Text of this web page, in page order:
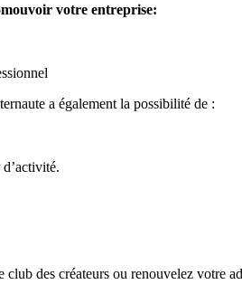
votre entreprise:
a également la possibilité de :
des créateurs ou renouvelez votre